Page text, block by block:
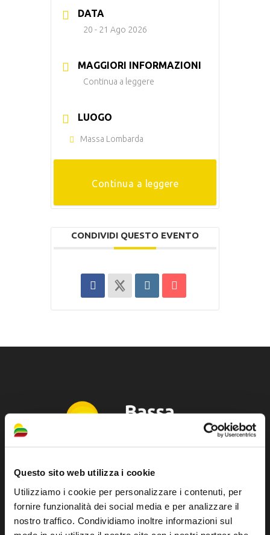
Questo sito web utilizza i cookie
Utilizziamo i cookie per personalizzare i contenuti, per
fornire funzionalità dei social media e per analizzare il
nostro traffico. Condividiamo inoltre informazioni sul
DATA
20 - 21 Ago 2026
MAGGIORI INFORMAZIONI
Continua a leggere
LUOGO
Massa Lombarda
Continua a leggere
CONDIVIDI QUESTO EVENTO
dell'Unione dei Comuni della Bassa Romagna
Piazza della Libertà, 13